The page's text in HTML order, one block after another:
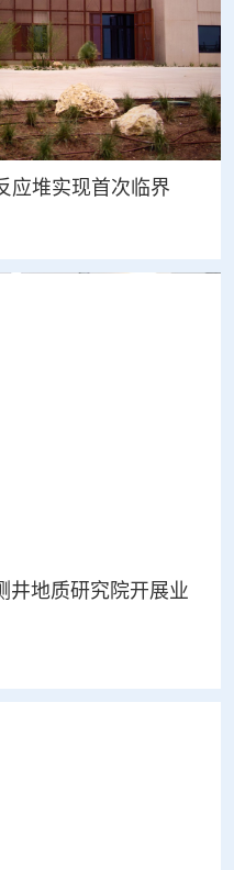
应堆实现首次临界
井地质研究院开展业